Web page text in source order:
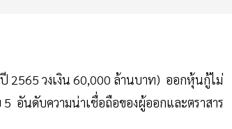
2565 วงเงิน 60,000 ล้านบาท) ออกหุ้นกู้ไม่
อันดับความน่าเชื่อถือของผู้ออกและตราสาร